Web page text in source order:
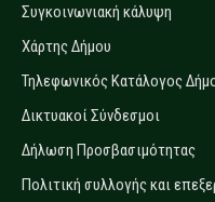
Συγκοινωνιακή κάλυψη
Χάρτης Δήμου
Τηλεφωνικός Κατάλογος
Δικτυακοί Σύνδεσμοι
Δήλωση Προσβασιμότητας
Πολιτική συλλογής και